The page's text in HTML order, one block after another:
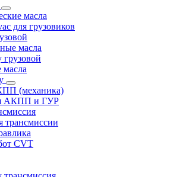
масла
для грузовиков
масла
масла
(механика)
АКПП и ГУР
трансмиссии
CVT